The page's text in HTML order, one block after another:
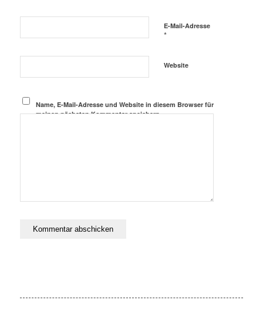
E-Mail-Adresse
*
Website
Name, E-Mail-Adresse und Website in diesem Browser für
meinen nächsten Kommentar speichern.